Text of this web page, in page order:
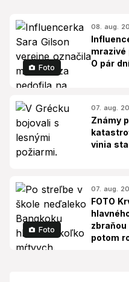
Foto
08. aug.
mrazivé
O pár
07. aug.
Známy
vinia
Foto
07. aug.
FOTO
potom